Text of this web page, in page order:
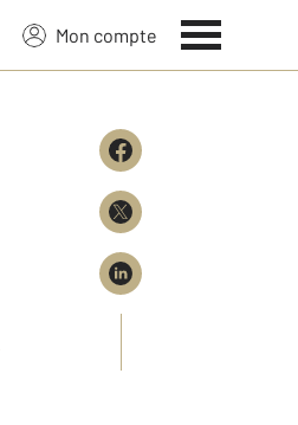
Mon compte